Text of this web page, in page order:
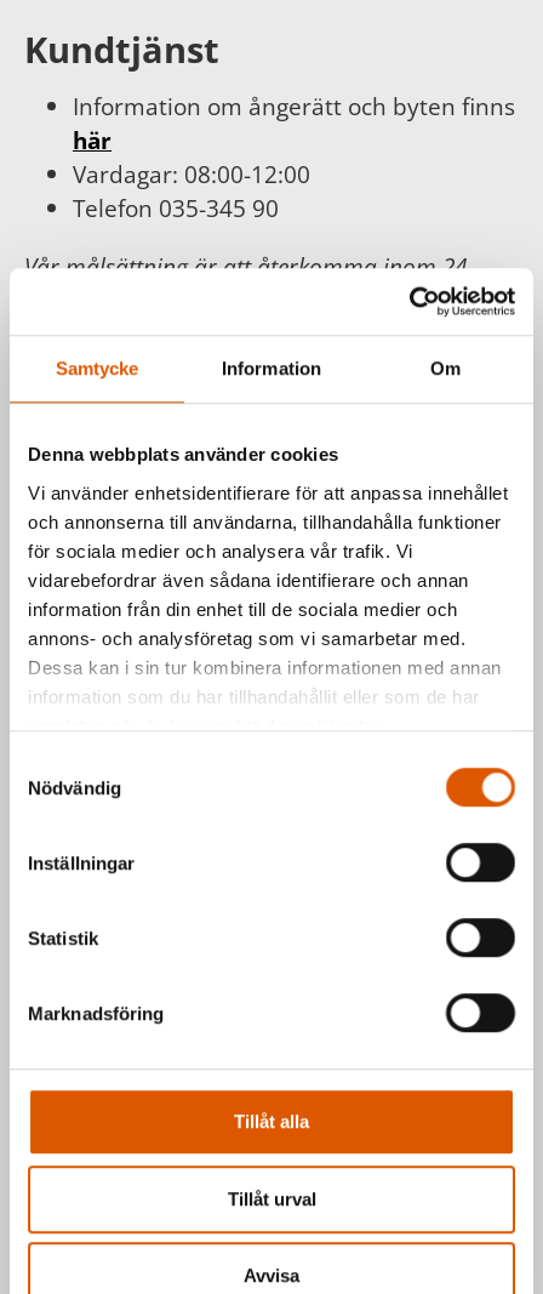
Samtycke Information Om
Denna webbplats använder cookies
Vi använder enhetsidentifierare för att anpassa innehållet
och annonserna till användarna, tillhandahålla funktioner
för sociala medier och analysera vår trafik. Vi
vidarebefordrar även sådana identifierare och annan
information från din enhet till de sociala medier och
annons- och analysföretag som vi samarbetar med.
Dessa kan i sin tur kombinera informationen med annan
information som du har tillhandahållit eller som de har
samlat in när du har använt deras tjänster.
Nödvändig
Inställningar
Statistik
Marknadsföring
Tillåt alla
Tillåt urval
Avvisa
Kundtjänst
Information om ångerätt och byten finns
här
Vardagar: 08:00-12:00
Telefon 035-345 90
Vår målsättning är att återkomma inom 24
timmar och erbjuda dig bästa möjliga service.
För din och vår trygghet följer vi
Konsumentköplagen, Distans- och
hemförsäljningslagen.
Har du frågor om våra produkter
eller vill du prata med en säljare?
Kontakta oss via formuläret eller direkt, så
hör vi av oss så fort vi kan.
Johan Olandere-posteller telefon 035-
2953811
Mattias Högberg
eller telefon 035-
2953810